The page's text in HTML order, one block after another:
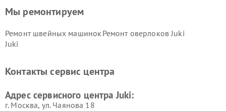
Мы ремонтируем
Ремонт швейных машинок
Juki
Ремонт оверлоков Juki
Контакты сервис центра
Адрес сервисного центра Juki:
г. Москва, ул. Чаянова 18